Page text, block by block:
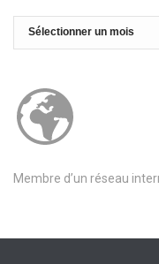
Archives
Membre d’un réseau